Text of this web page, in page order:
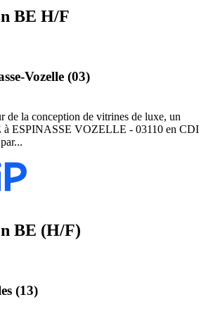
BE H/F
Vozelle (03)
de la conception de vitrines de luxe, un
à ESPINASSE VOZELLE - 03110 en CDI
BE (H/F)
(13)